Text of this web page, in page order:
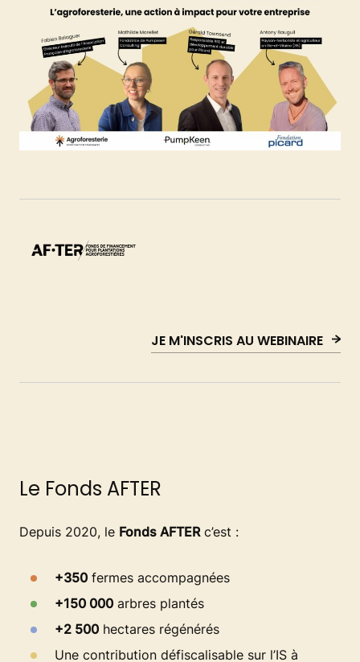
JE M'INSCRIS AU WEBINAIRE
Le Fonds AFTER
Depuis 2020, le Fonds AFTER c’est :
+350 fermes accompagnées
+150 000 arbres plantés
+2 500 hectares régénérés
Une contribution défiscalisable sur l’IS à